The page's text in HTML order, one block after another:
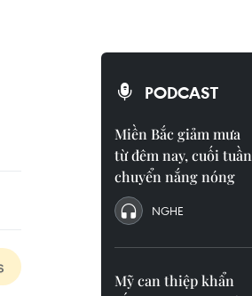
PODCAST
Miền Bắc giảm mưa
từ đêm nay, cuối tuần
chuyển nắng nóng
NGHE
Mỹ can thiệp khẩn